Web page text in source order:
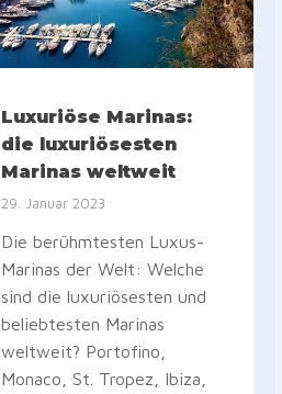
Luxuriöse Marinas:
die luxuriösesten
Marinas weltweit
29. Januar 2023
Die berühmtesten Luxus-
Marinas der Welt: Welche
sind die luxuriösesten und
beliebtesten Marinas
weltweit? Portofino,
Monaco, St. Tropez, Ibiza,